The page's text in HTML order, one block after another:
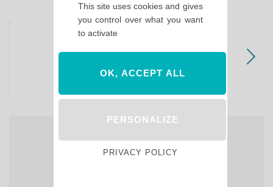
Qui se cache derrière Hello
Disneyland ?
This site uses cookies and gives
you control over what you want
to activate
OK, ACCEPT ALL
PERSONALIZE
PRIVACY POLICY